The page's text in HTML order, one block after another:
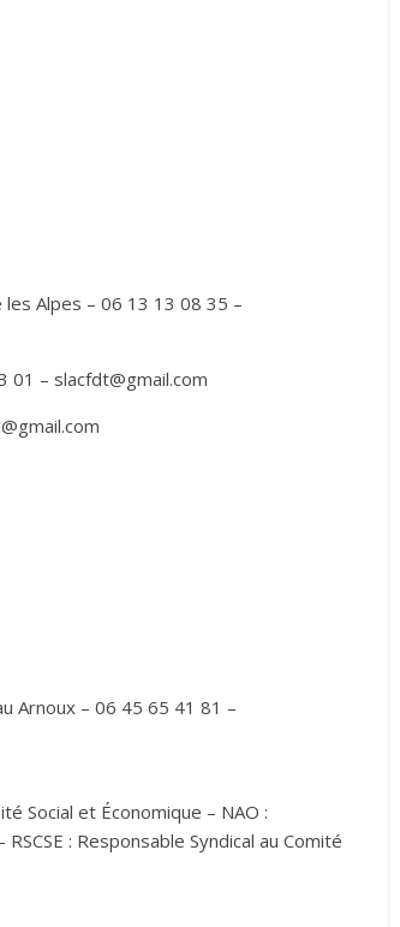
les Alpes – 06 13 13 08 35 –
01 – slacfdt@gmail.com
Arnoux – 06 45 65 41 81 –
Social et Économique – NAO :
: Responsable Syndical au Comité